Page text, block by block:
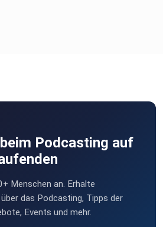
Podcasting auf
Menschen an. Erhalte
das Podcasting, Tipps der
Events und mehr.